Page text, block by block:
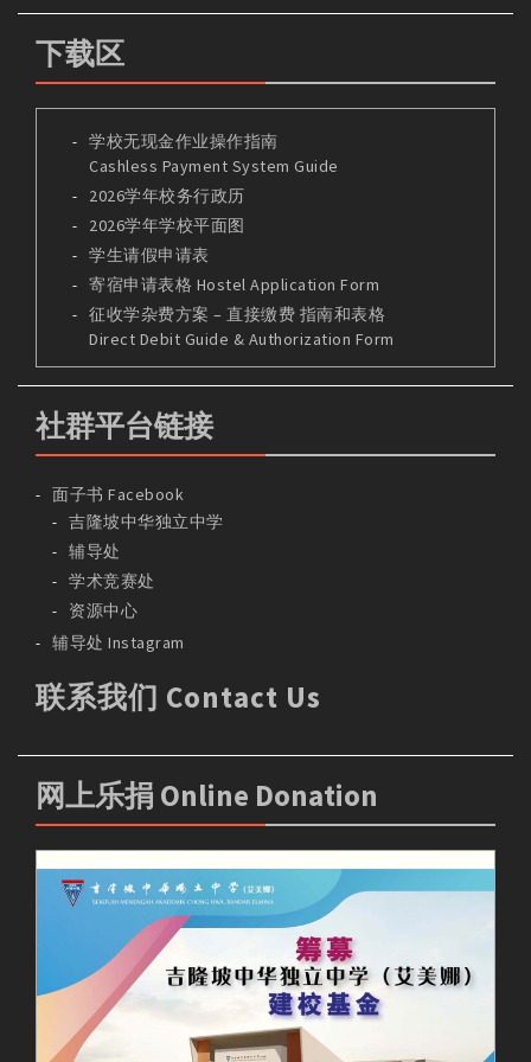
下载区
学校无现金作业操作指南
Cashless Payment System Guide
2026学年校务行政历
2026学年学校平面图
学生请假申请表
寄宿申请表格 Hostel Application Form
征收学杂费方案 – 直接缴费 指南和表格
Direct Debit Guide & Authorization Form
社群平台链接
面子书 Facebook
吉隆坡中华独立中学
辅导处
学术竞赛处
资源中心
辅导处 Instagram
联系我们 Contact Us
网上乐捐 Online Donation